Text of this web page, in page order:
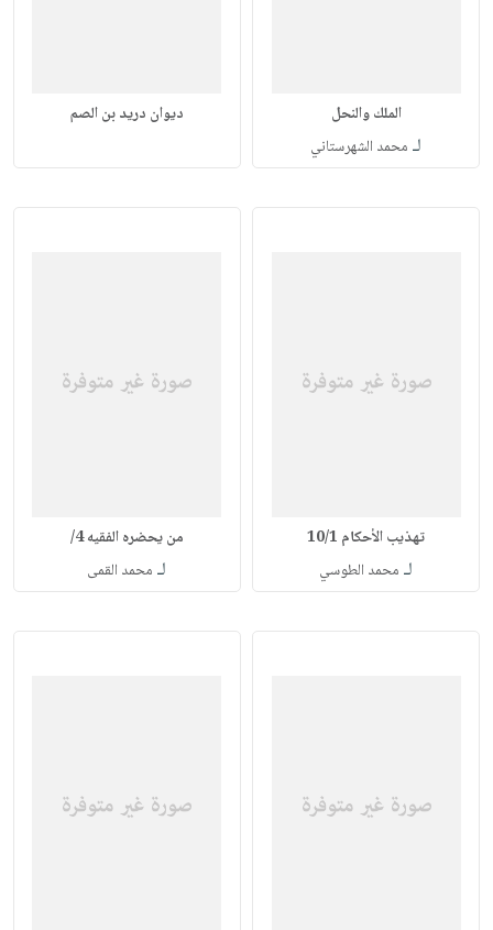
الملك والنحل
لـ محمد الشهرستاني
ديوان دريد بن الصم
تهذيب الأحكام 10/1
لـ محمد الطوسي
من يحضره الفقيه 4/
لـ محمد القمى